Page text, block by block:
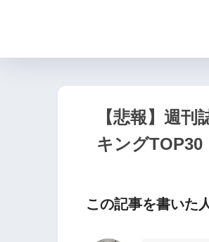
【悲報】週
キングTOP30
この記事を書いた